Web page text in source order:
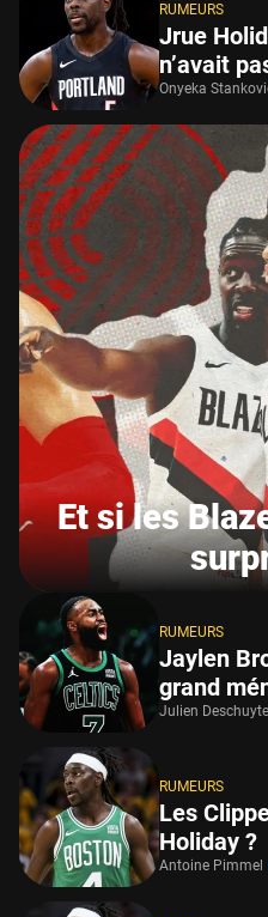
RUMEURS
Jrue
n’avait
Onyeka
Et si les
RUMEURS
Jaylen
grand
Julien
RUMEURS
Les
Holiday ?
Antoine Pimmel